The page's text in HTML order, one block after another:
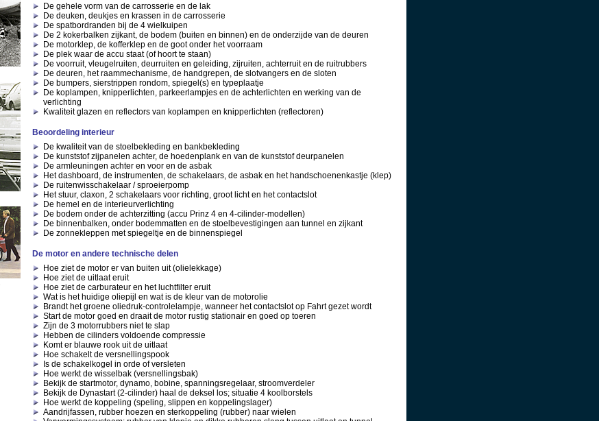
De gehele vorm van de carrosserie en de lak
De deuken, deukjes en krassen in de carrosserie
De spatbordranden bij de 4 wielkuipen
De 2 kokerbalken zijkant, de bodem (buiten en binnen) en de onderzijde van de deuren
De motorklep, de kofferklep en de goot onder het voorraam
De plek waar de accu staat (of hoort te staan)
De voorruit, vleugelruiten, deurruiten en geleiding, zijruiten, achterruit en de ruitrubbers
De deuren, het raammechanisme, de handgrepen, de slotvangers en de sloten
De bumpers, sierstrippen rondom, spiegel(s) en typeplaatje
De koplampen, knipperlichten, parkeerlampjes en de achterlichten en werking van de
verlichting
Kwaliteit glazen en reflectors van koplampen en knipperlichten (reflectoren)
Beoordeling interieur
De kwaliteit van de stoelbekleding en bankbekleding
De kunststof zijpanelen achter, de hoedenplank en van de kunststof deurpanelen
De armleuningen achter en voor en de asbak
Het dashboard, de instrumenten, de schakelaars, de asbak en het handschoenenkastje (klep)
De ruitenwisschakelaar / sproeierpomp
Het stuur, claxon, 2 schakelaars voor richting, groot licht en het contactslot
De hemel en de interieurverlichting
De bodem onder de achterzitting (accu Prinz 4 en 4-cilinder-modellen)
De binnenbalken, onder bodemmatten en de stoelbevestigingen aan tunnel en zijkant
De zonnekleppen met spiegeltje en de binnenspiegel
De motor en andere technische delen
Hoe ziet de motor er van buiten uit (olielekkage)
Hoe ziet de uitlaat eruit
Hoe ziet de carburateur en het luchtfilter eruit
Wat is het huidige oliepijl en wat is de kleur van de motorolie
Brandt het groene oliedruk-controlelampje, wanneer het contactslot op Fahrt gezet wordt
Start de motor goed en draait de motor rustig stationair en goed op toeren
Zijn de 3 motorrubbers niet te slap
Hebben de cilinders voldoende compressie
Komt er blauwe rook uit de uitlaat
Hoe schakelt de versnellingspook
Is de schakelkogel in orde of versleten
Hoe werkt de wisselbak (versnellingsbak)
Bekijk de startmotor, dynamo, bobine, spanningsregelaar, stroomverdeler
Bekijk de Dynastart (2-cilinder) haal de deksel los; situatie 4 koolborstels
Hoe werkt de koppeling (speling, slippen en koppelingslager)
Aandrijfassen, rubber hoezen en sterkoppeling (rubber) naar wielen